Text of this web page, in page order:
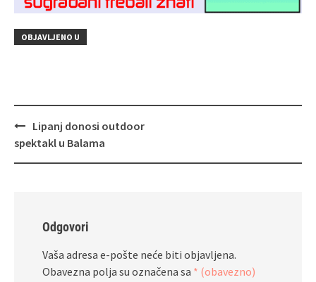
OBJAVLJENO U
Navigacija
objava
Lipanj donosi outdoor
spektakl u Balama
Odgovori
Vaša adresa e-pošte neće biti objavljena.
Obavezna polja su označena sa * (obavezno)